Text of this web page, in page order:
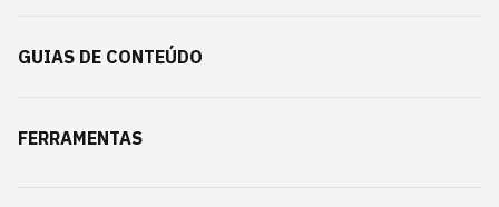
GUIAS DE CONTEÚDO
FERRAMENTAS